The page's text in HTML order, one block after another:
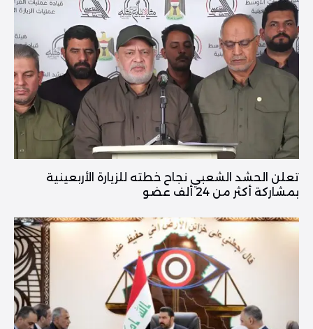
تعلن الحشد الشعبي نجاح خطته للزيارة الأربعينية
بمشاركة أكثر من 24 ألف عضو